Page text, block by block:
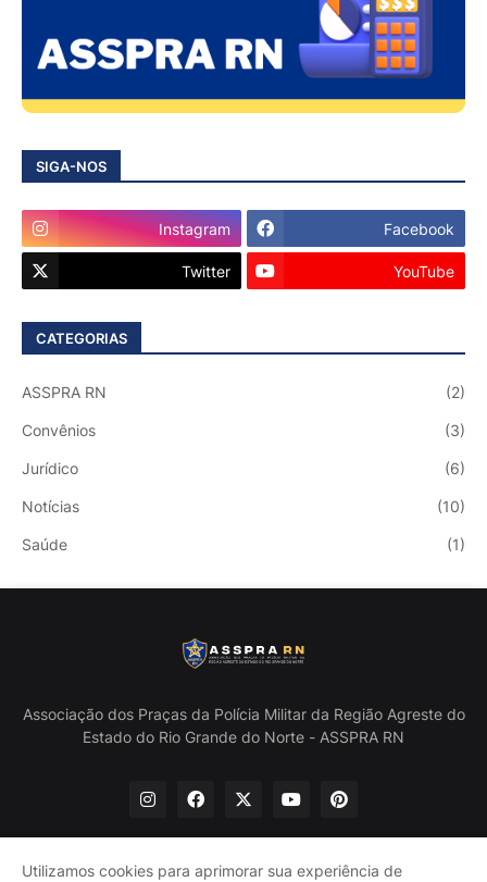
SIGA-NOS
Instagram Facebook
Twitter YouTube
CATEGORIAS
ASSPRA RN (2)
Convênios (3)
Jurídico (6)
Notícias (10)
Saúde (1)
Associação dos Praças da Polícia Militar da Região Agreste do
Estado do Rio Grande do Norte - ASSPRA RN
Utilizamos cookies para aprimorar sua experiência de